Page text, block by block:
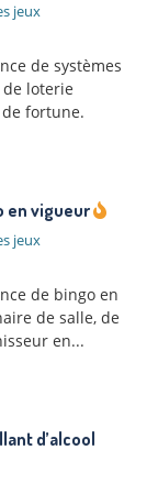
jeux
de systèmes
loterie
fortune.
en vigueur
jeux
de bingo en
de salle, de
en...
d’alcool